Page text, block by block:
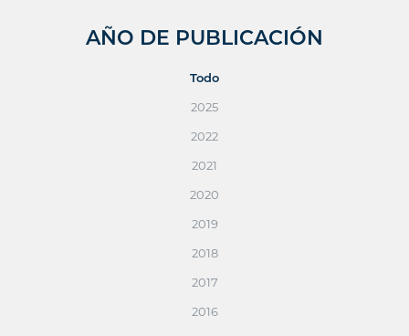
AÑO DE PUBLICACIÓN
Todo
2025
2022
2021
2020
2019
2018
2017
2016